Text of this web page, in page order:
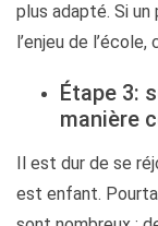
plus adapté. Si
l’enjeu de
Étape 3:
manière
Il est dur de se
est enfant.